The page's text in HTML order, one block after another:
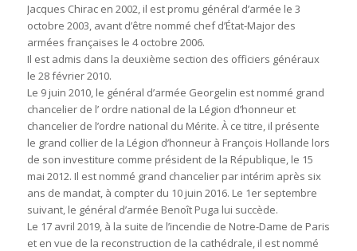
Jacques Chirac en 2002, il est promu général d’armée le 3
octobre 2003, avant d’être nommé chef d’État-Major des
armées françaises le 4 octobre 2006.
Il est admis dans la deuxième section des officiers généraux
le 28 février 2010.
Le 9 juin 2010, le général d’armée Georgelin est nommé grand
chancelier de l’ ordre national de la Légion d’honneur et
chancelier de l’ordre national du Mérite. À ce titre, il présente
le grand collier de la Légion d’honneur à François Hollande lors
de son investiture comme président de la République, le 15
mai 2012. Il est nommé grand chancelier par intérim après six
ans de mandat, à compter du 10 juin 2016. Le 1er septembre
suivant, le général d’armée Benoît Puga lui succède.
Le 17 avril 2019, à la suite de l’incendie de Notre-Dame de Paris
et en vue de la reconstruction de la cathédrale, il est nommé